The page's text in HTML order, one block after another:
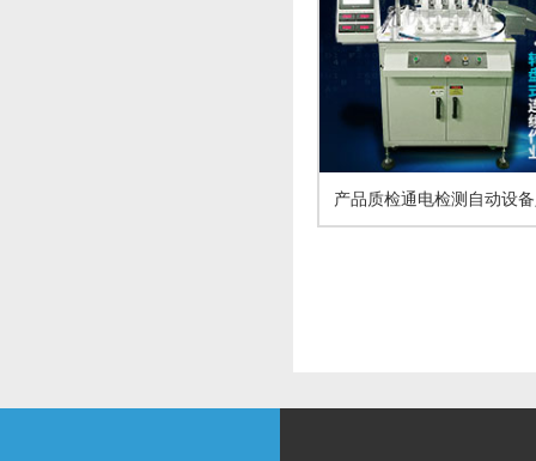
产品质检通电检测自动设